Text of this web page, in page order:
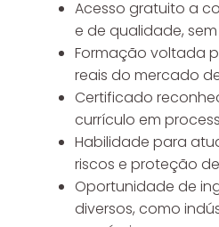
Acesso gratuito a
e de qualidade,
Formação voltada
reais do mercado
Certificado
currículo em
Habilidade para
riscos e proteção
Oportunidade de
diversos, como